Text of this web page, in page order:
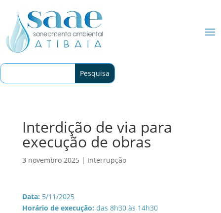
Interdição de via para
execução de obras
3 novembro 2025 | Interrupção
Data: 5/11/2025
Horário de execução: das 8h30 às 14h30